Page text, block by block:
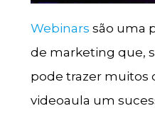
Webinars são uma
de marketing que,
pode trazer muitos
videoaula um